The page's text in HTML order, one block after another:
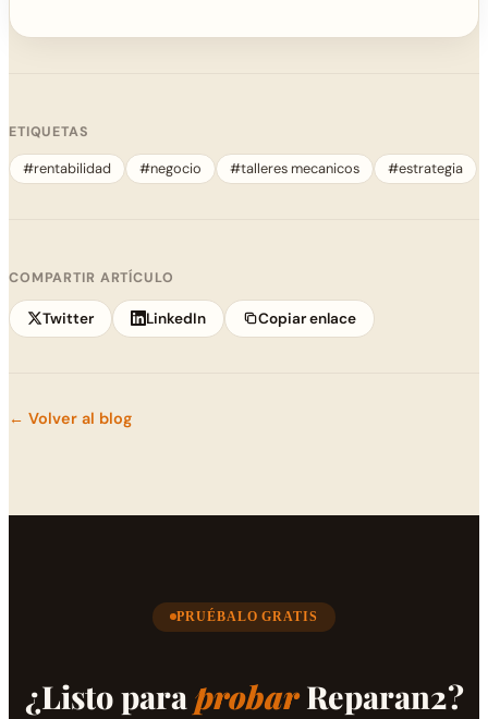
ETIQUETAS
#rentabilidad #negocio #talleres mecanicos #estrategia
COMPARTIR ARTÍCULO
Twitter LinkedIn Copiar enlace
← Volver al blog
PRUÉBALO GRATIS
¿Listo paraprobarReparan2?